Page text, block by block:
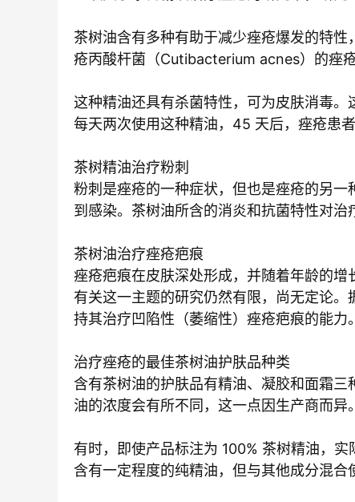
茶树油含有多种有助于减少痤疮爆发的特
疮丙酸杆菌（Cutibacterium acnes）的痤
这种精油还具有杀菌特性，可为皮肤消毒。
每天两次使用这种精油，45 天后，痤疮患者
茶树精油治疗粉刺
粉刺是痤疮的一种症状，但也是痤疮的另
到感染。茶树油所含的消炎和抗菌特性对治
茶树油治疗痤疮疤痕
痤疮疤痕在皮肤深处形成，并随着年龄的
有关这一主题的研究仍然有限，尚无定论
持其治疗凹陷性（萎缩性）痤疮疤痕的能力。
治疗痤疮的最佳茶树油护肤品种类
含有茶树油的护肤品有精油、凝胶和面霜
油的浓度会有所不同，这一点因生产商而异。
有时，即使产品标注为 100% 茶树精油，
含有一定程度的纯精油，但与其他成分混合